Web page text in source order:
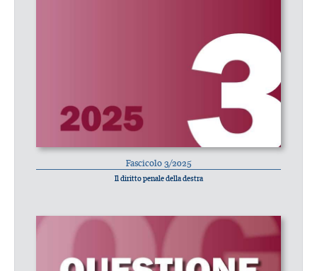
Fascicolo 3/2025
Il diritto penale della destra